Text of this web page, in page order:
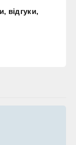
відгуки,